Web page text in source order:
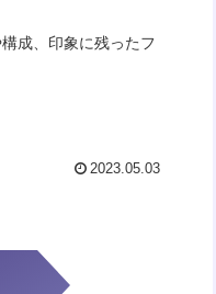
成、印象に残ったフ
2023.05.03